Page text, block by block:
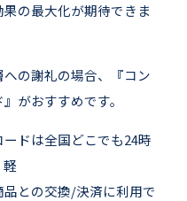
の最大化が期待できま
の謝礼の場合、『コン
がおすすめです。
ドは全国どこでも24時
との交換/決済に利用で